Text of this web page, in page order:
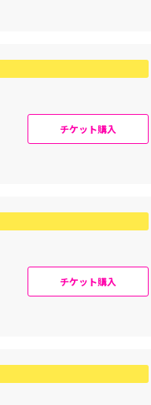
チケット購入
チケット購入